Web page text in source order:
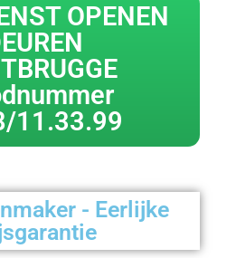
OPENEN
11.33.99
- Eerlijke